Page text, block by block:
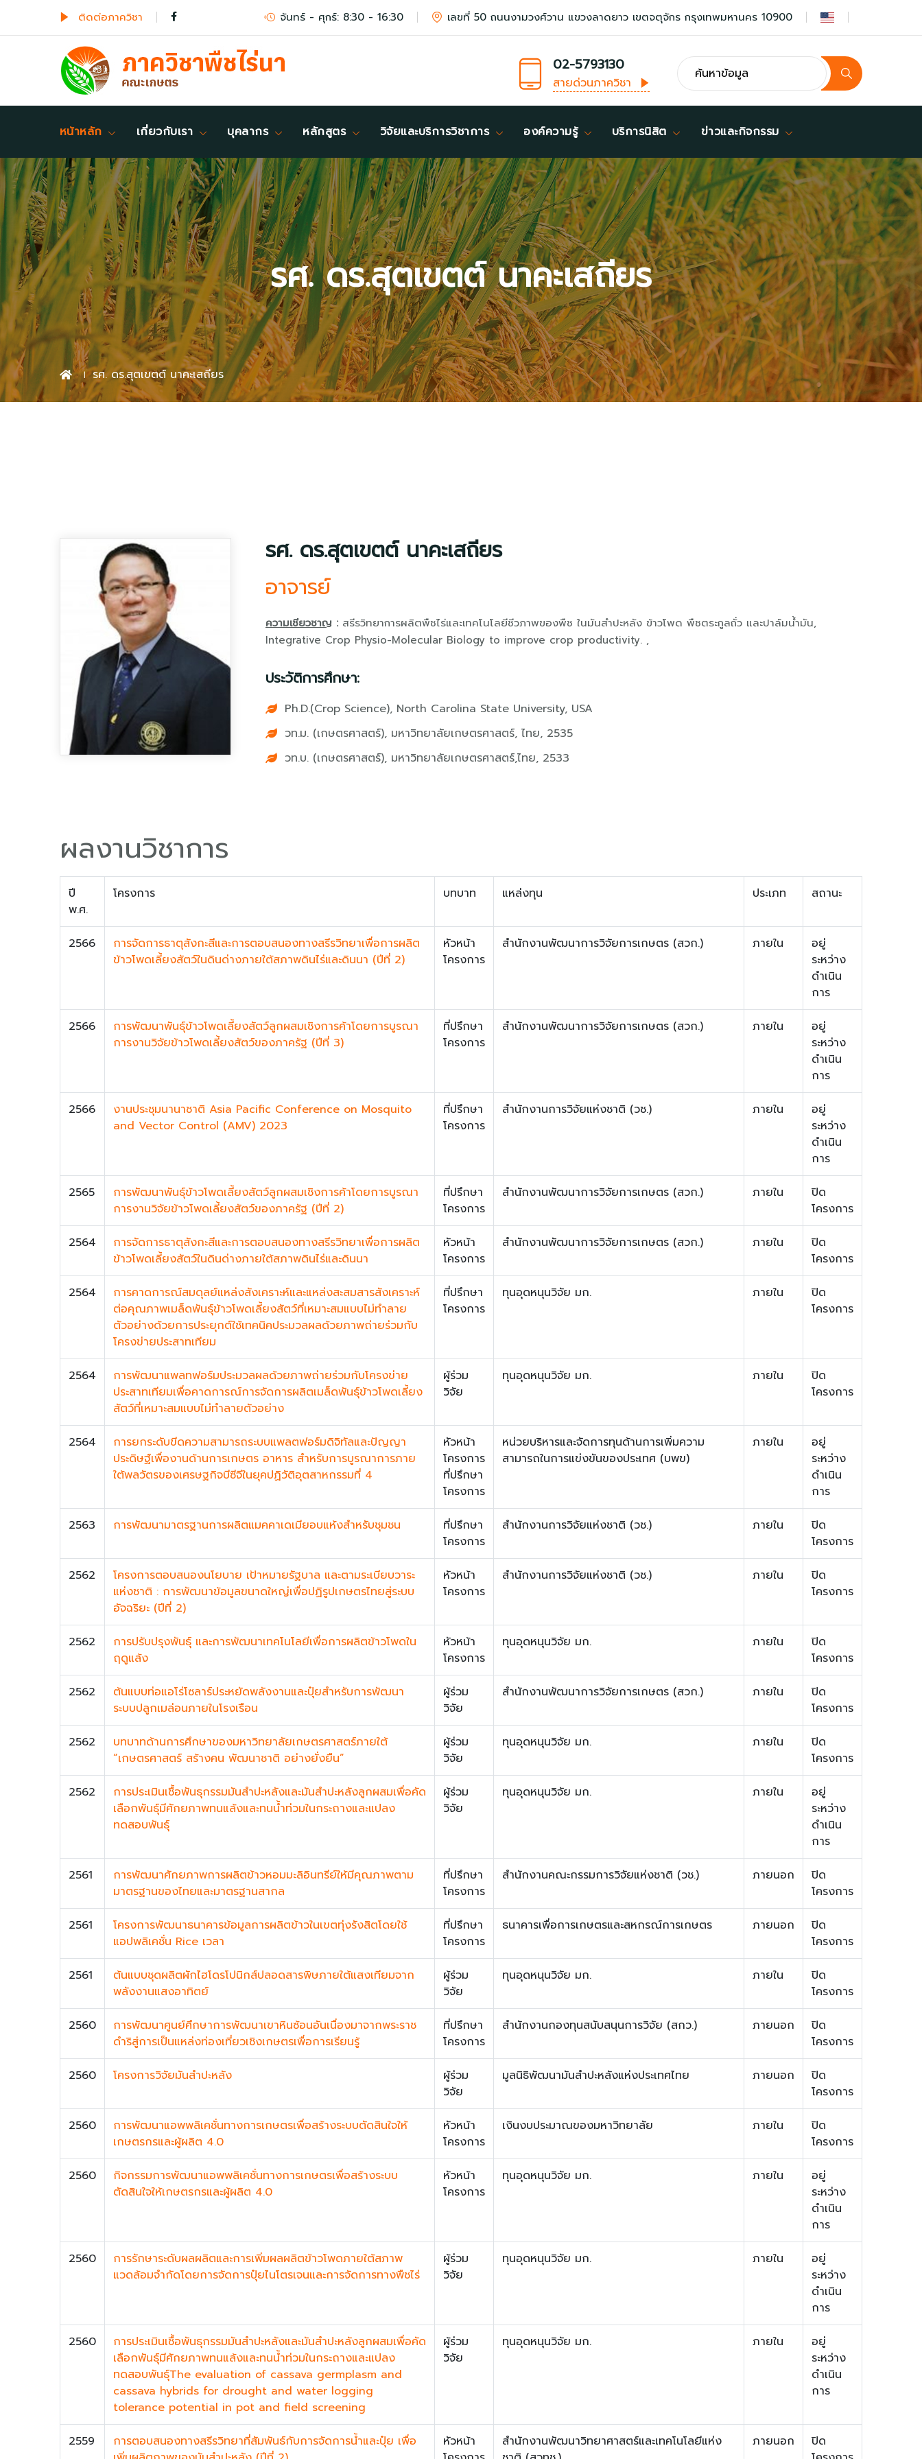
ติดต่อภาควิชา จันทร์ - ศุกร์: 8:30 - 16:30 เลขที่ 50 ถนนงามวงศ์วาน แขวงลาดยาว เขตจตุจักร กรุงเทพมหานคร 10900
02-5793130
สายด่วนภาควิชา
หน้าหลัก เกี่ยวกับเรา บุคลากร หลักสูตร วิจัยและบริการวิชาการ องค์ความรู้ บริการนิสิต ข่าวและกิจกรรม
รศ. ดร.สุตเขตต์ นาคะเสถียร
รศ. ดร.สุตเขตต์ นาคะเสถียร
รศ. ดร.สุตเขตต์ นาคะเสถียร
อาจารย์
ความเชียวชาญ : สรีรวิทยาการผลิตพืชไร่และเทคโนโลยีชีวภาพของพืช ในมันสำปะหลัง ข้าวโพด พืชตระกูลถั่ว และปาล์มน้ำมัน,
Integrative Crop Physio-Molecular Biology to improve crop productivity. ,
ประวัติการศึกษา:
Ph.D.(Crop Science), North Carolina State University, USA
วท.ม. (เกษตรศาสตร์), มหาวิทยาลัยเกษตรศาสตร์, ไทย, 2535
วท.บ. (เกษตรศาสตร์), มหาวิทยาลัยเกษตรศาสตร์,ไทย, 2533
ผลงานวิชาการ
ปี
พ.ศ.
โครงการ บทบาท แหล่งทุน ประเภท สถานะ
2566
การจัดการธาตุสังกะสีและการตอบสนองทางสรีรวิทยาเพื่อการผลิต
ข้าวโพดเลี้ยงสัตว์ในดินด่างภายใต้สภาพดินไร่และดินนา (ปีที่ 2)
หัวหน้า
โครงการ
สำนักงานพัฒนาการวิจัยการเกษตร (สวก.) ภายใน
อยู่
ระหว่าง
ดำเนิน
การ
2566
การพัฒนาพันธุ์ข้าวโพดเลี้ยงสัตว์ลูกผสมเชิงการค้าโดยการบูรณา
การงานวิจัยข้าวโพดเลี้ยงสัตว์ของภาครัฐ (ปีที่ 3)
ที่ปรึกษา
โครงการ
สำนักงานพัฒนาการวิจัยการเกษตร (สวก.) ภายใน
อยู่
ระหว่าง
ดำเนิน
การ
2566
งานประชุมนานาชาติ Asia Pacific Conference on Mosquito
and Vector Control (AMV) 2023
ที่ปรึกษา
โครงการ
สำนักงานการวิจัยแห่งชาติ (วช.) ภายใน
อยู่
ระหว่าง
ดำเนิน
การ
2565
การพัฒนาพันธุ์ข้าวโพดเลี้ยงสัตว์ลูกผสมเชิงการค้าโดยการบูรณา
การงานวิจัยข้าวโพดเลี้ยงสัตว์ของภาครัฐ (ปีที่ 2)
ที่ปรึกษา
โครงการ
สำนักงานพัฒนาการวิจัยการเกษตร (สวก.) ภายใน
ปิด
โครงการ
2564
การจัดการธาตุสังกะสีและการตอบสนองทางสรีรวิทยาเพื่อการผลิต
ข้าวโพดเลี้ยงสัตว์ในดินด่างภายใต้สภาพดินไร่และดินนา
หัวหน้า
โครงการ
สำนักงานพัฒนาการวิจัยการเกษตร (สวก.) ภายใน
ปิด
โครงการ
2564
การคาดการณ์สมดุลย์แหล่งสังเคราะห์และแหล่งสะสมสารสังเคราะห์
ต่อคุณภาพเมล็ดพันธุ์ข้าวโพดเลี้ยงสัตว์ที่เหมาะสมแบบไม่ทำลาย
ตัวอย่างด้วยการประยุกต์ใช้เทคนิคประมวลผลด้วยภาพถ่ายร่วมกับ
โครงข่ายประสาทเทียม
ที่ปรึกษา
โครงการ
ทุนอุดหนุนวิจัย มก. ภายใน
ปิด
โครงการ
2564
การพัฒนาแพลทฟอร์มประมวลผลด้วยภาพถ่ายร่วมกับโครงข่าย
ประสาทเทียมเพื่อคาดการณ์การจัดการผลิตเมล็ดพันธุ์ข้าวโพดเลี้ยง
สัตว์ที่เหมาะสมแบบไม่ทำลายตัวอย่าง
ผู้ร่วม
วิจัย
ทุนอุดหนุนวิจัย มก. ภายใน
ปิด
โครงการ
2564
การยกระดับขีดความสามารถระบบแพลตฟอร์มดิจิทัลและปัญญา
ประดิษฐ์เพื่องานด้านการเกษตร อาหาร สำหรับการบูรณาการภาย
ใต้พลวัตรของเศรษฐกิจบีซีจีในยุคปฏิวัติอุตสาหกรรมที่ 4
หัวหน้า
โครงการ
ที่ปรึกษา
โครงการ
หน่วยบริหารและจัดการทุนด้านการเพิ่มความ
สามารถในการแข่งขันของประเทศ (บพข)
ภายใน
อยู่
ระหว่าง
ดำเนิน
การ
2563 การพัฒนามาตรฐานการผลิตแมคคาเดเมียอบแห้งสำหรับชุมชน
ที่ปรึกษา
โครงการ
สำนักงานการวิจัยแห่งชาติ (วช.) ภายใน
ปิด
โครงการ
2562
โครงการตอบสนองนโยบาย เป้าหมายรัฐบาล และตามระเบียบวาระ
แห่งชาติ : การพัฒนาข้อมูลขนาดใหญ่เพื่อปฏิรูปเกษตรไทยสู่ระบบ
อัจฉริยะ (ปีที่ 2)
หัวหน้า
โครงการ
สำนักงานการวิจัยแห่งชาติ (วช.) ภายใน
ปิด
โครงการ
2562
การปรับปรุงพันธุ์ และการพัฒนาเทคโนโลยีเพื่อการผลิตข้าวโพดใน
ฤดูแล้ง
หัวหน้า
โครงการ
ทุนอุดหนุนวิจัย มก. ภายใน
ปิด
โครงการ
2562
ต้นแบบท่อแอโร่โซลาร์ประหยัดพลังงานและปุ๋ยสำหรับการพัฒนา
ระบบปลูกเมล่อนภายในโรงเรือน
ผู้ร่วม
วิจัย
สำนักงานพัฒนาการวิจัยการเกษตร (สวก.) ภายใน
ปิด
โครงการ
2562
บทบาทด้านการศึกษาของมหาวิทยาลัยเกษตรศาสตร์ภายใต้
“เกษตรศาสตร์ สร้างคน พัฒนาชาติ อย่างยั่งยืน”
ผู้ร่วม
วิจัย
ทุนอุดหนุนวิจัย มก. ภายใน
ปิด
โครงการ
2562
การประเมินเชื้อพันธุกรรมมันสำปะหลังและมันสำปะหลังลูกผสมเพื่อคัด
เลือกพันธุ์มีศักยภาพทนแล้งและทนน้ำท่วมในกระถางและแปลง
ทดสอบพันธุ์
ผู้ร่วม
วิจัย
ทุนอุดหนุนวิจัย มก. ภายใน
อยู่
ระหว่าง
ดำเนิน
การ
2561
การพัฒนาศักยภาพการผลิตข้าวหอมมะลิอินทรีย์ให้มีคุณภาพตาม
มาตรฐานของไทยและมาตรฐานสากล
ที่ปรึกษา
โครงการ
สำนักงานคณะกรรมการวิจัยแห่งชาติ (วช.) ภายนอก
ปิด
โครงการ
2561
โครงการพัฒนาธนาคารข้อมูลการผลิตข้าวในเขตทุ่งรังสิตโดยใช้
แอปพลิเคชั่น Rice เวลา
ที่ปรึกษา
โครงการ
ธนาคารเพื่อการเกษตรและสหกรณ์การเกษตร ภายนอก
ปิด
โครงการ
2561
ต้นแบบชุดผลิตผักไฮโดรโปนิกส์ปลอดสารพิษภายใต้แสงเทียมจาก
พลังงานแสงอาทิตย์
ผู้ร่วม
วิจัย
ทุนอุดหนุนวิจัย มก. ภายใน
ปิด
โครงการ
2560
การพัฒนาศูนย์ศึกษาการพัฒนาเขาหินซ้อนอันเนื่องมาจากพระราช
ดำริสู่การเป็นแหล่งท่องเที่ยวเชิงเกษตรเพื่อการเรียนรู้
ที่ปรึกษา
โครงการ
สำนักงานกองทุนสนับสนุนการวิจัย (สกว.) ภายนอก
ปิด
โครงการ
2560 โครงการวิจัยมันสำปะหลัง
ผู้ร่วม
วิจัย
มูลนิธิพัฒนามันสำปะหลังแห่งประเทศไทย ภายนอก
ปิด
โครงการ
2560
การพัฒนาแอพพลิเคชั่นทางการเกษตรเพื่อสร้างระบบตัดสินใจให้
เกษตรกรและผู้ผลิต 4.0
หัวหน้า
โครงการ
เงินงบประมาณของมหาวิทยาลัย ภายใน
ปิด
โครงการ
2560
กิจกรรมการพัฒนาแอพพลิเคชั่นทางการเกษตรเพื่อสร้างระบบ
ตัดสินใจให้เกษตรกรและผู้ผลิต 4.0
หัวหน้า
โครงการ
ทุนอุดหนุนวิจัย มก. ภายใน
อยู่
ระหว่าง
ดำเนิน
การ
2560
การรักษาระดับผลผลิตและการเพิ่มผลผลิตข้าวโพดภายใต้สภาพ
แวดล้อมจำกัดโดยการจัดการปุ๋ยไนโตรเจนและการจัดการทางพืชไร่
ผู้ร่วม
วิจัย
ทุนอุดหนุนวิจัย มก. ภายใน
อยู่
ระหว่าง
ดำเนิน
การ
2560
การประเมินเชื้อพันธุกรรมมันสำปะหลังและมันสำปะหลังลูกผสมเพื่อคัด
เลือกพันธุ์มีศักยภาพทนแล้งและทนน้ำท่วมในกระถางและแปลง
ทดสอบพันธุ์The evaluation of cassava germplasm and
cassava hybrids for drought and water logging
tolerance potential in pot and field screening
ผู้ร่วม
วิจัย
ทุนอุดหนุนวิจัย มก. ภายใน
อยู่
ระหว่าง
ดำเนิน
การ
2559
การตอบสนองทางสรีรวิทยาที่สัมพันธ์กับการจัดการน้ำและปุ๋ย เพื่อ
หัวหน้า
สำนักงานพัฒนาวิทยาศาสตร์และเทคโนโลยีแห่ง
ภายนอก
ปิด